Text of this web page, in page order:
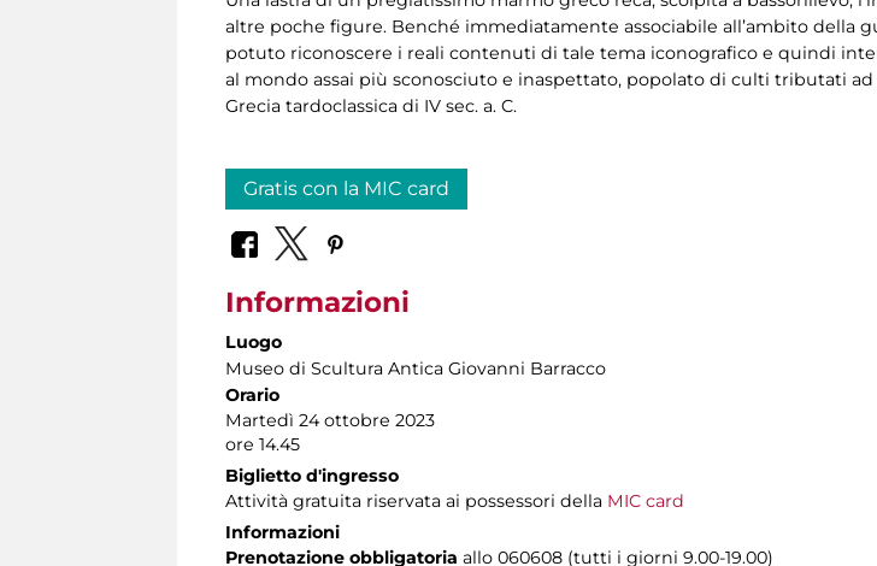
altre poche figure. Benché immediatamente associabile all’ambito della
potuto riconoscere i reali contenuti di tale tema iconografico e quindi
al mondo assai più sconosciuto e inaspettato, popolato di culti tributati
Grecia tardoclassica di IV sec. a. C.
Gratis con la MIC card
Informazioni
Luogo
Museo di Scultura Antica Giovanni Barracco
Orario
Martedì 24 ottobre 2023
ore 14.45
Biglietto d'ingresso
Attività gratuita riservata ai possessori della MIC card
Informazioni
Prenotazione obbligatoria allo 060608 (tutti i giorni 9.00-19.00)